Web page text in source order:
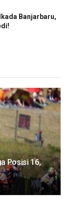
Banjarbaru,
Posisi 16,